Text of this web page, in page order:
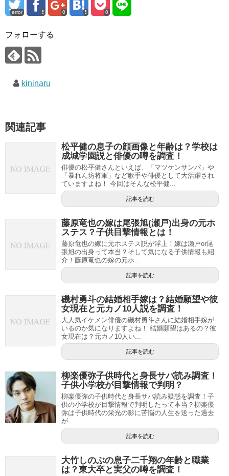
error 0 0
フォローする
kininaru
関連記事
松平健の息子の顔画像と年齢は？学校は
成城学園説と俳優の噂を調査！
俳優の松平健さんといえば、「マツケンサンバ」や
「暴れん坊将軍」など歌手や俳優として大活躍され
ていますよね！ 今回はそんな松平健...
記事を読む
藤原竜也の嫁は尾張旭(瀬戸)出身の元ホ
ステス？子供目撃情報とは！
藤原竜也の嫁に元ホステス説が浮上！嫁は瀬戸or尾
張旭の出身って本当？そして気になる子供情報も紹
介！藤原竜也の嫁の元ホ...
記事を読む
磯村勇斗の結婚相手嫁は？結婚願望や彼
女現在と元カノ10人説を調査！
大人気イケメン俳優の磯村勇斗さんに結婚相手嫁が
いるのか気になりますよね！ 結婚願望はあるの？彼
女現在は？元カノ10人い...
記事を読む
柳楽優弥子供時代と身長サバ読み調査！
子供小学校が目撃情報で判明？
柳楽優弥の子供時代と身長サバ読み疑惑を調査！子
供の小学校が目撃情報で判明したって本当？柳楽優
弥は子供時代の栄光の影に苦悩の人生を送った過去
が...
記事を読む
大竹しのぶの息子二千翔の年齢と職業
は？東大卒と実父の噂を調査！